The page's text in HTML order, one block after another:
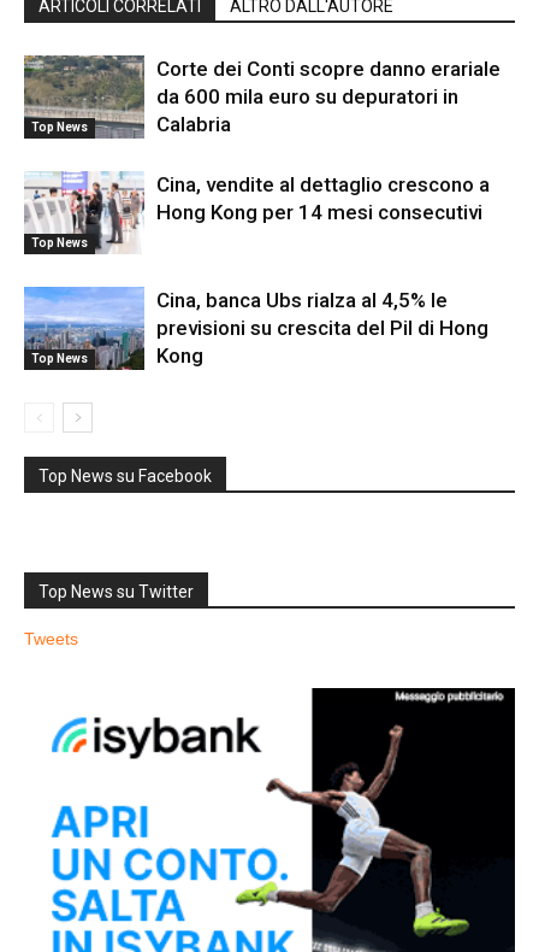
ARTICOLI CORRELATI ALTRO DALL'AUTORE
Top News
Corte dei Conti scopre danno erariale
da 600 mila euro su depuratori in
Calabria
Top News
Cina, vendite al dettaglio crescono a
Hong Kong per 14 mesi consecutivi
Top News
Cina, banca Ubs rialza al 4,5% le
previsioni su crescita del Pil di Hong
Kong
Top News su Facebook
Top News su Twitter
Tweets